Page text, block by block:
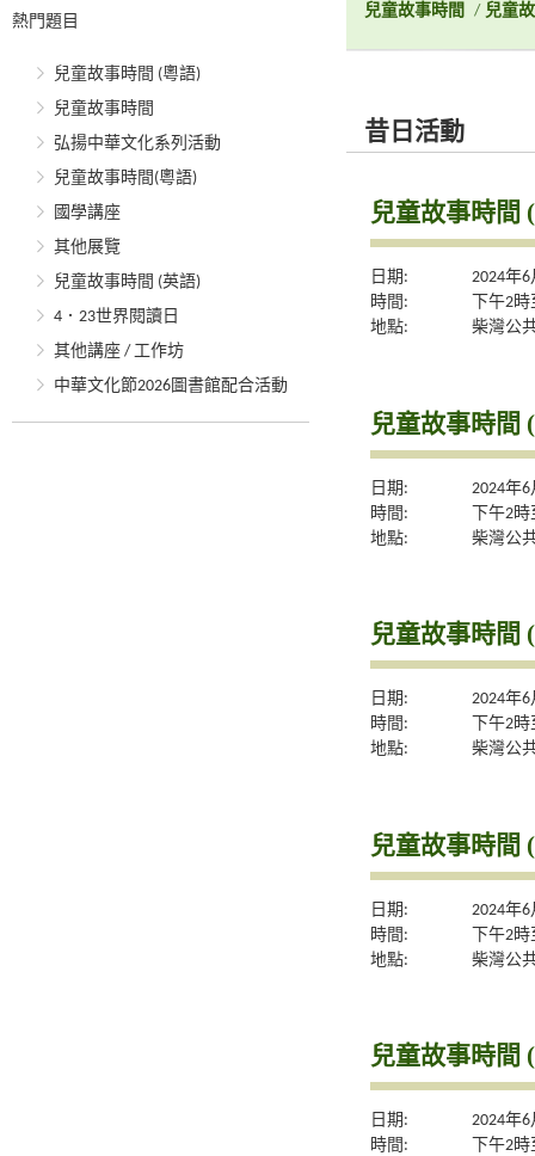
熱門題目
兒童故事時間 (粵語)
兒童故事時間
弘揚中華文化系列活動
兒童故事時間(粵語)
國學講座
其他展覽
兒童故事時間 (英語)
4．23世界閱讀日
其他講座 / 工作坊
中華文化節2026圖書館配合活動
兒童故事時間 / 兒童
昔日活動
兒童故事時間
日期:
2024年
時間:
下午2
地點:
柴灣公
兒童故事時間
日期:
2024年
時間:
下午2
地點:
柴灣公
兒童故事時間
日期:
2024年
時間:
下午2
地點:
柴灣公
兒童故事時間
日期:
2024年
時間:
下午2
地點:
柴灣公
兒童故事時間
日期:
2024年
時間:
下午2